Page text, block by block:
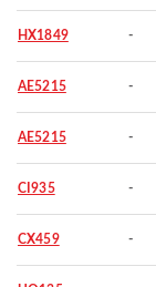
HX1849 -
AE5215 -
AE5215 -
CI935 -
CX459 -